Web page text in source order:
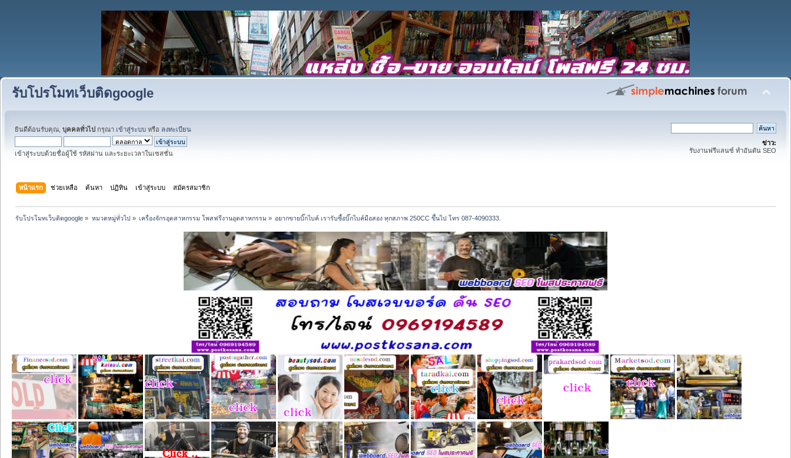
รับโปรโมทเว็บติดgoogle
ยินดีต้อนรับคุณ, บุคคลทั่วไป กรุณา เข้าสู่ระบบ หรือ ลงทะเบียน
เข้าสู่ระบบด้วยชื่อผู้ใช้ รหัสผ่าน และระยะเวลาในเซสชั่น
ข่าว:
รับงานฟรีแลนซ์ ทำอันดัน SEO
หน้าแรก ช่วยเหลือ ค้นหา ปฏิทิน เข้าสู่ระบบ สมัครสมาชิก
รับโปรโมทเว็บติดgoogle » หมวดหมู่ทั่วไป» เครื่องจักรอุตสาหกรรม โพสฟรีงานอุตสาหกรรม » อยากขายบิ๊กไบค์ เรารับซื้อบิ๊กไบค์มือสอง ทุกสภาพ 250CC ขึ้นไป โทร 087-4090333.